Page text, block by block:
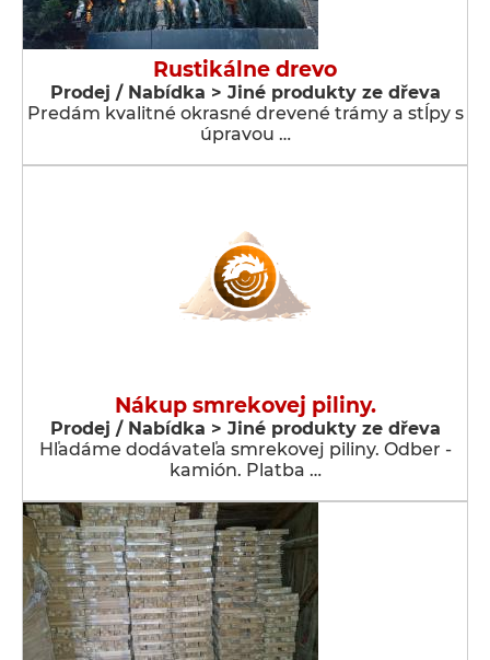
Rustikálne drevo
Prodej / Nabídka > Jiné produkty ze dřeva
Predám kvalitné okrasné drevené trámy a stĺpy s
úpravou …
Nákup smrekovej piliny.
Prodej / Nabídka > Jiné produkty ze dřeva
Hľadáme dodávateľa smrekovej piliny. Odber -
kamión. Platba …